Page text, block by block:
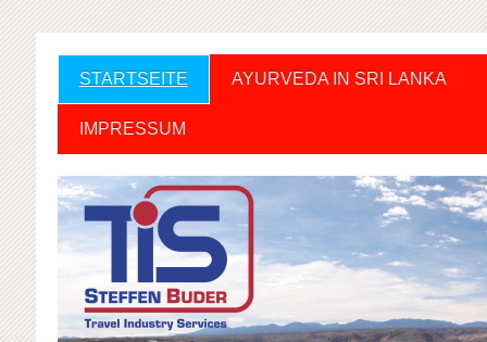
STARTSEITE AYURVEDA IN SRI LANKA
IMPRESSUM